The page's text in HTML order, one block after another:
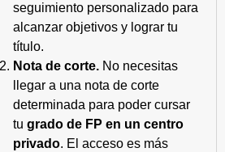
seguimiento personalizado para
alcanzar objetivos y lograr tu
título.
Nota de corte. No necesitas
llegar a una nota de corte
determinada para poder cursar
tu grado de FP en un centro
privado. El acceso es más